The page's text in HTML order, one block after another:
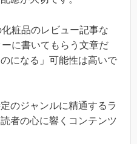
粧品のレビュー記事な
に書いてもらう文章だ
になる」可能性は高いで
のジャンルに精通するラ
者の心に響くコンテンツ